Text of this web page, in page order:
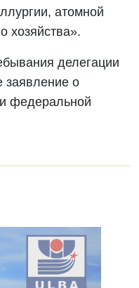
атомной
хозяйства».
делегации
заявление о
федеральной